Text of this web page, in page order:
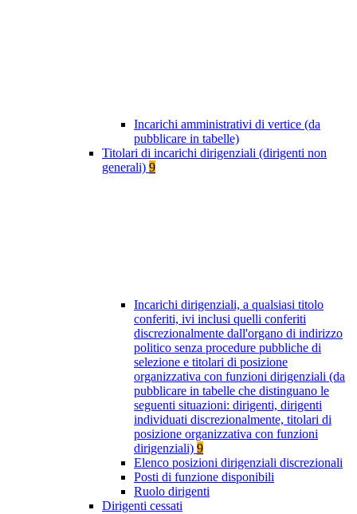
Incarichi amministrativi di vertice (da
pubblicare in tabelle)
Titolari di incarichi dirigenziali (dirigenti non
generali) 9
Incarichi dirigenziali, a qualsiasi titolo
conferiti, ivi inclusi quelli conferiti
discrezionalmente dall'organo di indirizzo
politico senza procedure pubbliche di
selezione e titolari di posizione
organizzativa con funzioni dirigenziali (da
pubblicare in tabelle che distinguano le
seguenti situazioni: dirigenti, dirigenti
individuati discrezionalmente, titolari di
posizione organizzativa con funzioni
dirigenziali) 9
Elenco posizioni dirigenziali discrezionali
Posti di funzione disponibili
Ruolo dirigenti
Dirigenti cessati